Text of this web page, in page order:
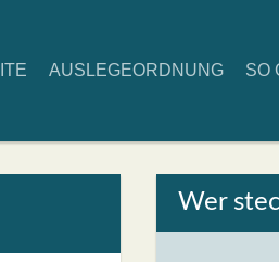
AUS­LE­GE­ORD­NUNG SO
Wer